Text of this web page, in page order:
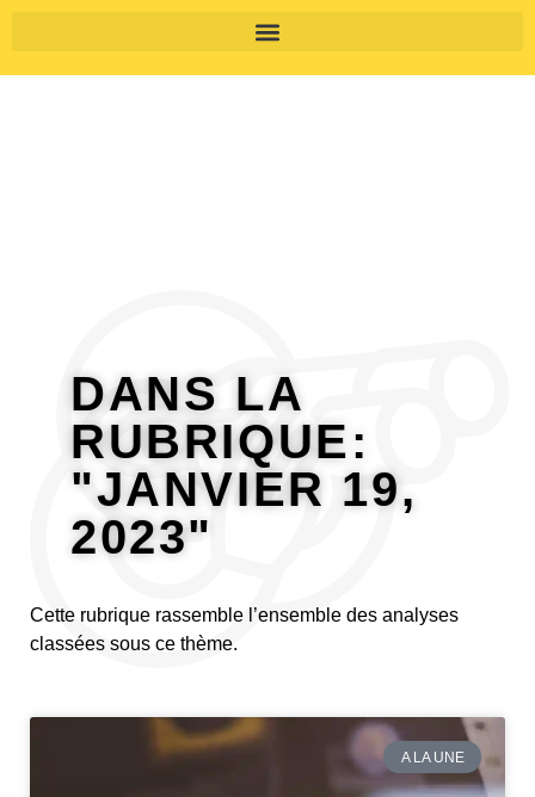
DANS LA
RUBRIQUE:
"JANVIER 19,
2023"
Cette rubrique rassemble l’ensemble des analyses
classées sous ce thème.
A LA UNE